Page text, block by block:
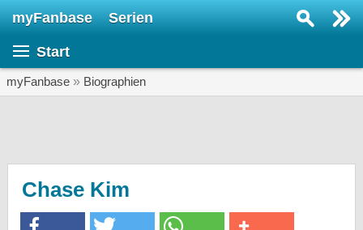
myFanbase Serien
Start
myFanbase » Biographien
Chase Kim
Veranstaltungen